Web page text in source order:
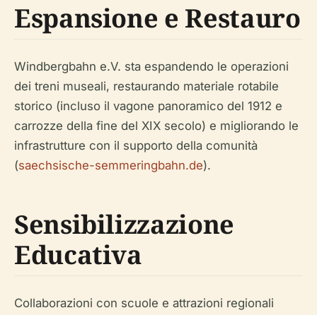
Espansione e Restauro
Windbergbahn e.V. sta espandendo le operazioni
dei treni museali, restaurando materiale rotabile
storico (incluso il vagone panoramico del 1912 e
carrozze della fine del XIX secolo) e migliorando le
infrastrutture con il supporto della comunità
(saechsische-semmeringbahn.de).
Sensibilizzazione
Educativa
Collaborazioni con scuole e attrazioni regionali